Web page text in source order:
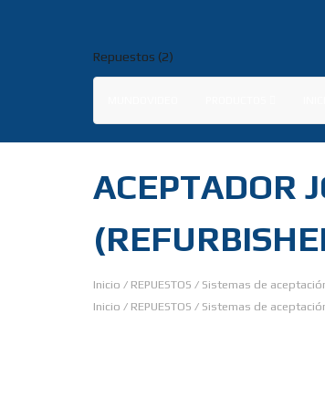
Repuestos (2)
ACEPTADOR
Inicio / REPUESTOS / Sistemas de
Inicio / REPUESTOS / Sistemas de